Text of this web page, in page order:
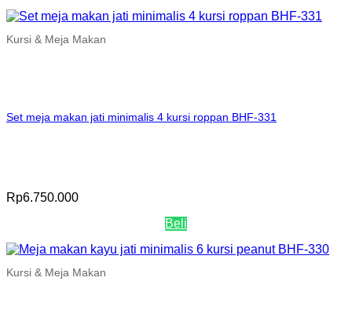
Kursi & Meja Makan
Set meja makan jati minimalis 4 kursi roppan BHF-331
Rp6.750.000
Beli
Kursi & Meja Makan